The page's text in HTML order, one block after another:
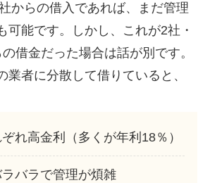
からの借入であれば、まだ管理
可能です。しかし、これが2社・
借金だった場合は話が別です。
業者に分散して借りていると、
れ高金利（多くが年利18％）
バラで管理が煩雑